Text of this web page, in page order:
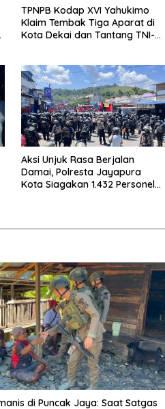
TPNPB Kodap XVI Yahukimo
Klaim Tembak Tiga Aparat di
Kota Dekai dan Tantang TNI-
Aksi Unjuk Rasa Berjalan
Damai, Polresta Jayapura
Kota Siagakan 1.432 Personel
di Puncak Jaya: Saat Satgas